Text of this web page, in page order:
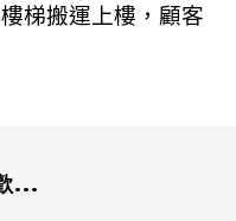
梯搬運上樓 ， 顧客
...